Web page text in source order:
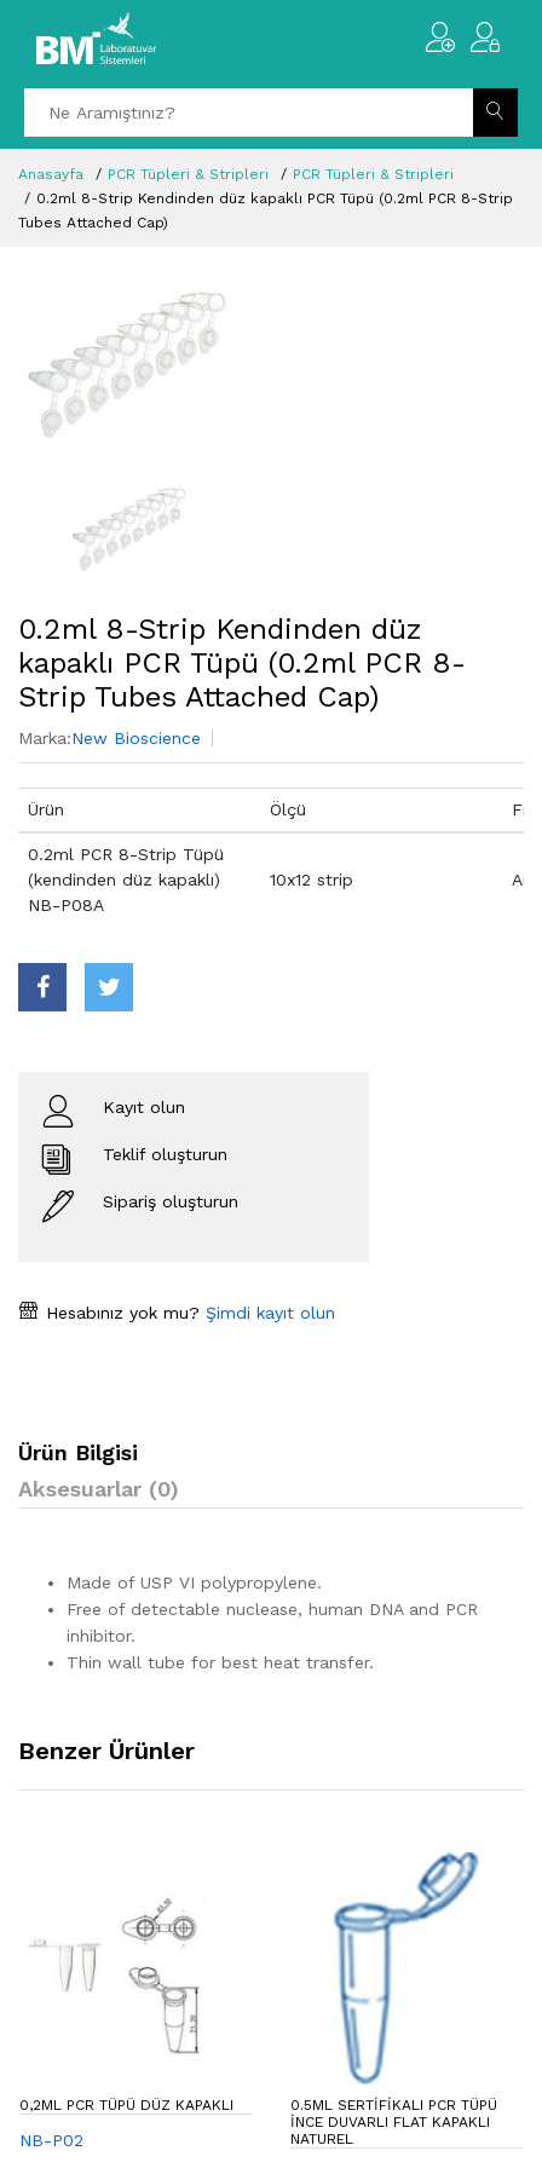
Anasayfa PCR Tüpleri & Stripleri
PCR Tüpleri & Stripleri
0.2ml 8-Strip Kendinden düz kapaklı PCR Tüpü (0.2ml PCR 8-Strip
Tubes Attached Cap)
0.2ml 8-Strip Kendinden düz
kapaklı PCR Tüpü (0.2ml PCR 8-
Strip Tubes Attached Cap)
Marka:New Bioscience
Ürün Ölçü
0.2ml PCR 8-Strip Tüpü
(kendinden düz kapaklı)
NB-P08A
10x12 strip
Kayıt olun
Teklif oluşturun
Sipariş oluşturun
Hesabınız yok mu? Şimdi kayıt olun
Ürün Bilgisi
Aksesuarlar (0)
Made of USP VI polypropylene.
Free of detectable nuclease, human DNA and PCR
inhibitor.
Thin wall tube for best heat transfer.
Benzer Ürünler
0,2ML PCR TÜPÜ DÜZ KAPAKLI
NB-P02
0.5ML SERTIFIKALI PCR TÜPÜ
İNCE DUVARLI FLAT KAPAKLI
NATUREL